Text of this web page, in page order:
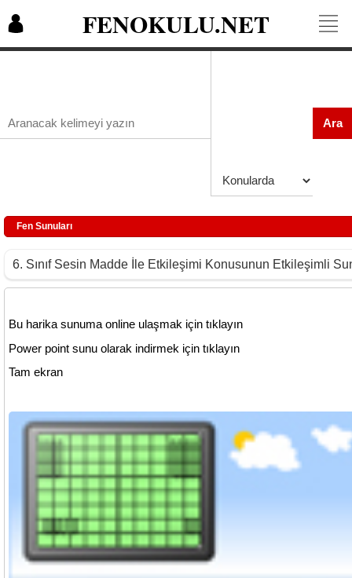
FENOKULU.NET
Ara
Fen Sunuları
6. Sınıf Sesin Madde İle Etkileşimi Konusunun Etkileşimli
Bu harika sunuma online ulaşmak için tıklayın
Power point sunu olarak indirmek için tıklayın
Tam ekran